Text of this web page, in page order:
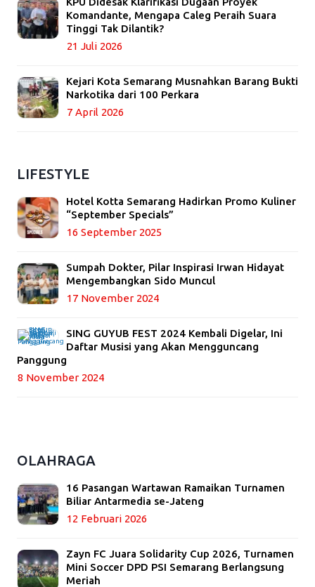
Komandante, Mengapa Caleg Peraih Suara
Tinggi Tak Dilantik?
21 Juli 2026
Kejari Kota Semarang Musnahkan Barang Bukti
Narkotika dari 100 Perkara
7 April 2026
LIFESTYLE
Hotel Kotta Semarang Hadirkan Promo Kuliner
“September Specials”
16 September 2025
Sumpah Dokter, Pilar Inspirasi Irwan Hidayat
Mengembangkan Sido Muncul
17 November 2024
SING GUYUB FEST 2024 Kembali Digelar, Ini
Daftar Musisi yang Akan Mengguncang
Panggung
8 November 2024
OLAHRAGA
16 Pasangan Wartawan Ramaikan Turnamen
Biliar Antarmedia se-Jateng
12 Februari 2026
Zayn FC Juara Solidarity Cup 2026, Turnamen
Mini Soccer DPD PSI Semarang Berlangsung
Meriah